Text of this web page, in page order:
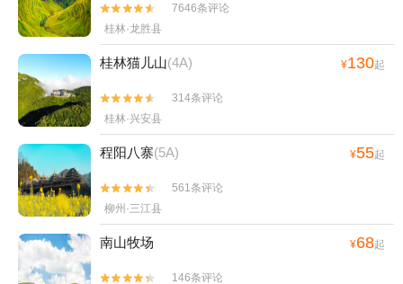


7646条评论
桂林·龙胜县
桂林猫儿山(4A) ¥130起


314条评论
桂林·兴安县
程阳八寨(5A) ¥55起


561条评论
柳州·三江县
南山牧场 ¥68起

 146条评论